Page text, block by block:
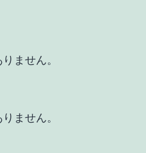
ません。
ません。